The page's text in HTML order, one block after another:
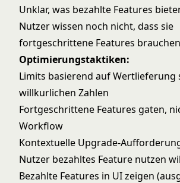
Unklar, was bezahlte Features
Nutzer wissen noch nicht, dass sie
fortgeschrittene Features brauchen
Optimierungstaktiken:
Limits basierend auf Wertlieferung
willkurlichen Zahlen
Fortgeschrittene Features gaten,
Workflow
Kontextuelle Upgrade-
Nutzer bezahltes Feature nutzen
Bezahlte Features in UI zeigen